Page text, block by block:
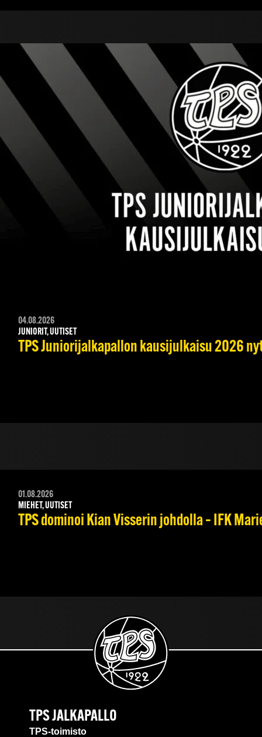
04.08.2026
JUNIORIT, UUTISET
TPS Juniorijalkapallon kausijulkaisu 2026
01.08.2026
MIEHET, UUTISET
TPS dominoi Kian Visserin johdolla – IFK
TPS JALKAPALLO
TPS-toimisto